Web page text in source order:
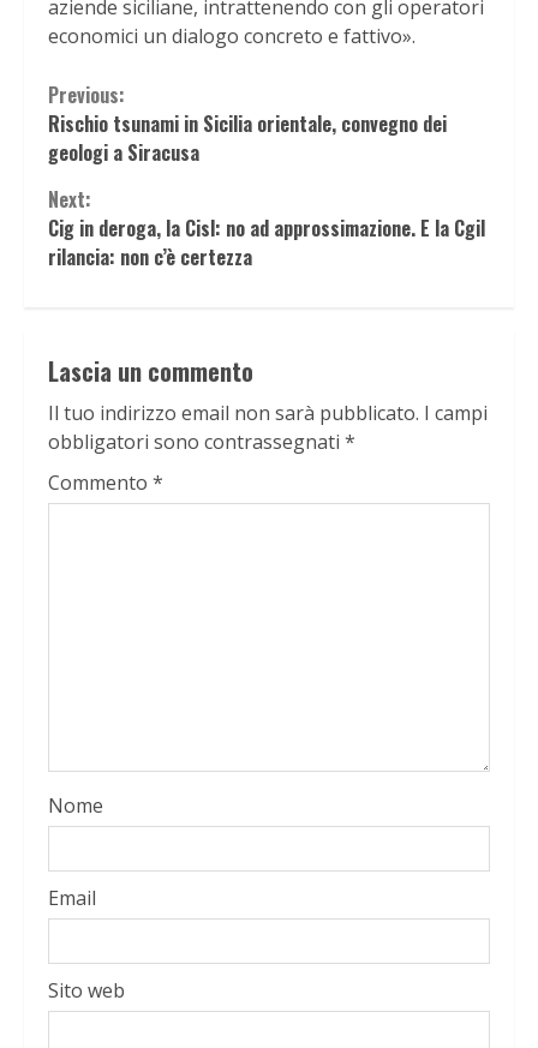
aziende siciliane, intrattenendo con gli operatori
economici un dialogo concreto e fattivo».
Continue
Reading
Previous:
Rischio tsunami in Sicilia orientale, convegno dei
geologi a Siracusa
Next:
Cig in deroga, la Cisl: no ad approssimazione. E la Cgil
rilancia: non c’è certezza
Lascia un commento
Il tuo indirizzo email non sarà pubblicato. I campi
obbligatori sono contrassegnati *
Commento *
Nome
Email
Sito web